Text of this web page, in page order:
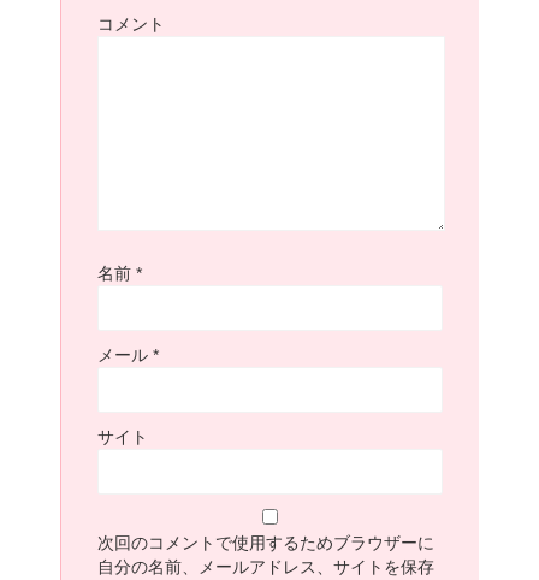
コメント
名前 *
メール *
サイト
次回のコメントで使用するためブラウザーに
自分の名前、メールアドレス、サイトを保存